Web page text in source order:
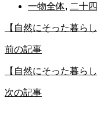
一物全体, 二十
【自然にそった暮ら
前の記事
【自然にそった暮ら
次の記事